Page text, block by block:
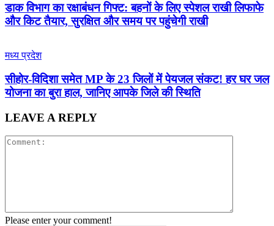
डाक विभाग का रक्षाबंधन गिफ्ट: बहनों के लिए स्पेशल राखी लिफाफे
और किट तैयार, सुरक्षित और समय पर पहुंचेगी राखी
मध्य प्रदेश
सीहोर-विदिशा समेत MP के 23 जिलों में पेयजल संकट! हर घर जल
योजना का बुरा हाल, जानिए आपके जिले की स्थिति
LEAVE A REPLY
Please enter your comment!